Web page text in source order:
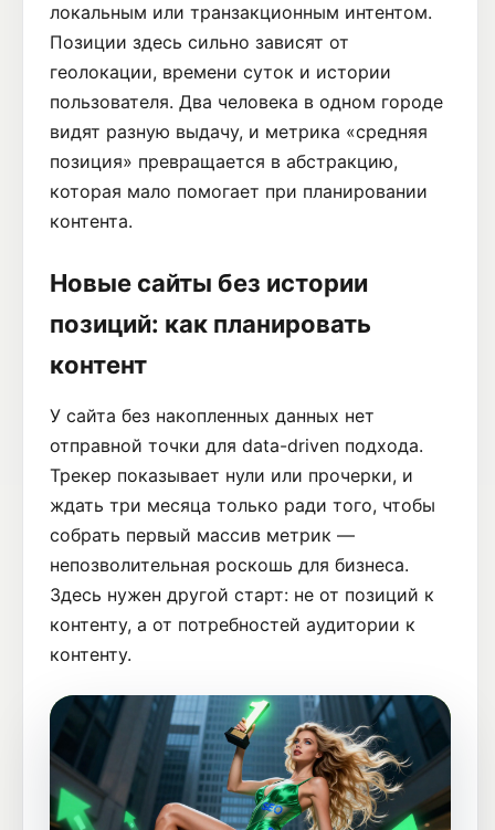
локальным или транзакционным интентом.
Позиции здесь сильно зависят от
геолокации, времени суток и истории
пользователя. Два человека в одном городе
видят разную выдачу, и метрика «средняя
позиция» превращается в абстракцию,
которая мало помогает при планировании
контента.
Новые сайты без истории
позиций: как планировать
контент
У сайта без накопленных данных нет
отправной точки для data-driven подхода.
Трекер показывает нули или прочерки, и
ждать три месяца только ради того, чтобы
собрать первый массив метрик —
непозволительная роскошь для бизнеса.
Здесь нужен другой старт: не от позиций к
контенту, а от потребностей аудитории к
контенту.